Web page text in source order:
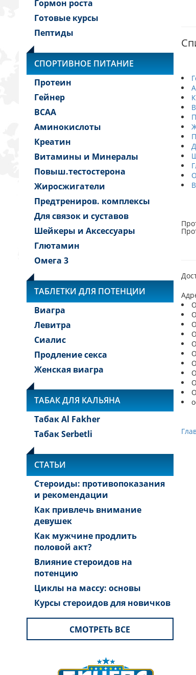
Гормон роста
Готовые курсы
Пептиды
СПОРТИВНОЕ ПИТАНИЕ
Протеин
Гейнер
BCAA
Аминокислоты
Креатин
Витамины и Минералы
Повыш.тестостерона
Жиросжигатели
Предтрениров. комплексы
Для связок и суставов
Шейкеры и Аксессуары
Глютамин
Омега 3
ТАБЛЕТКИ ДЛЯ ПОТЕНЦИИ
Виагра
Левитра
Сиалис
Продление секса
Женская виагра
ТАБАК ДЛЯ КАЛЬЯНА
Табак Al Fakher
Табак Serbetli
СТАТЬИ
Стероиды: противопоказания
и рекомендации
Как привлечь внимание
девушек
Как мужчине продлить
половой акт?
Влияние стероидов на
потенцию
Циклы на массу: основы
Курсы стероидов для новичков
СМОТРЕТЬ ВСЕ